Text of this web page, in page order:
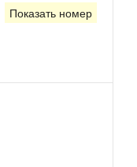
Показать номер